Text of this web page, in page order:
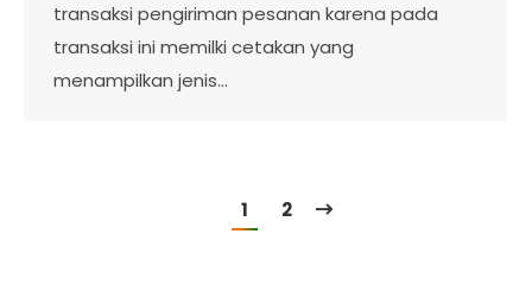
transaksi pengiriman pesanan karena pada
transaksi ini memilki cetakan yang
menampilkan jenis…
1 2